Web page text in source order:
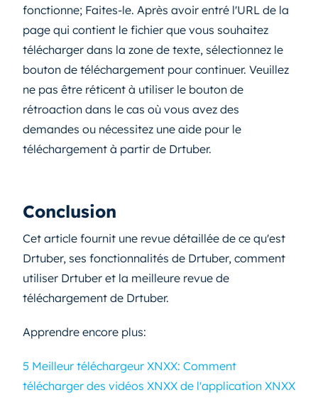
fonctionne; Faites-le. Après avoir entré l'URL de la
page qui contient le fichier que vous souhaitez
télécharger dans la zone de texte, sélectionnez le
bouton de téléchargement pour continuer. Veuillez
ne pas être réticent à utiliser le bouton de
rétroaction dans le cas où vous avez des
demandes ou nécessitez une aide pour le
téléchargement à partir de Drtuber.
Conclusion
Cet article fournit une revue détaillée de ce qu'est
Drtuber, ses fonctionnalités de Drtuber, comment
utiliser Drtuber et la meilleure revue de
téléchargement de Drtuber.
Apprendre encore plus:
5 Meilleur téléchargeur XNXX: Comment
télécharger des vidéos XNXX de l'application XNXX